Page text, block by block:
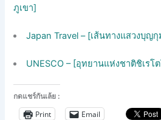
ภูเขา]
Japan Travel – [เส้นทางแสวงบุญ
UNESCO – [อุทยานแห่งชาติชิเรโ
กดแชร์กันเล้ย :
Print Email